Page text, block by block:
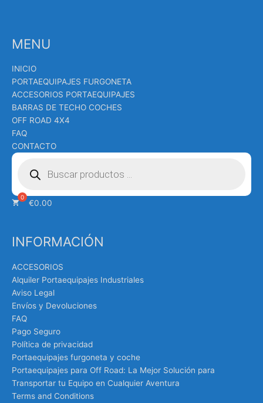
MENU
INICIO
PORTAEQUIPAJES FURGONETA
ACCESORIOS PORTAEQUIPAJES
BARRAS DE TECHO COCHES
OFF ROAD 4X4
FAQ
CONTACTO
Búsqueda
productos
€0.00
INFORMACIÓN
ACCESORIOS
Alquiler Portaequipajes Industriales
Aviso Legal
Envíos y Devoluciones
FAQ
Pago Seguro
Política de privacidad
Portaequipajes furgoneta y coche
Portaequipajes para Off Road: La Mejor Solución para
Transportar tu Equipo en Cualquier Aventura
Terms and Conditions